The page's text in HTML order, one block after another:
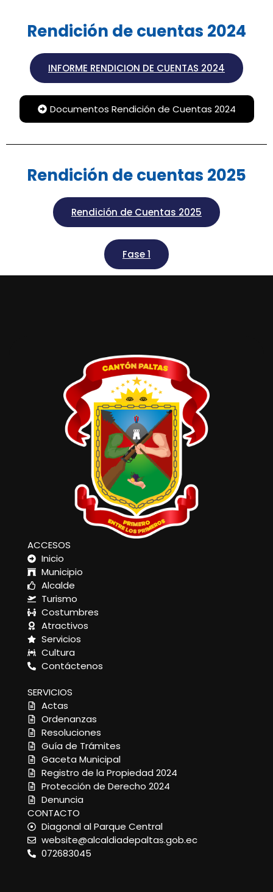
Rendición de cuentas 2024
INFORME RENDICION DE CUENTAS 2024
Documentos Rendición de Cuentas 2024
Rendición de cuentas 2025
Rendición de Cuentas 2025
Fase 1
ACCESOS
Inicio
Municipio
Alcalde
Turismo
Costumbres
Atractivos
Servicios
Cultura
Contáctenos
SERVICIOS
Actas
Ordenanzas
Resoluciones
Guía de Trámites
Gaceta Municipal
Registro de la Propiedad 2024
Protección de Derecho 2024
Denuncia
CONTACTO
Diagonal al Parque Central
website@alcaldiadepaltas.gob.ec
072683045